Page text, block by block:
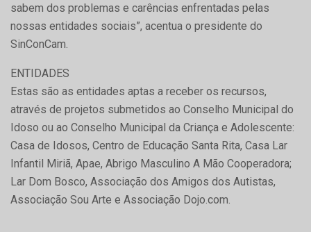
sabem dos problemas e carências enfrentadas pelas
nossas entidades sociais”, acentua o presidente do
SinConCam.
ENTIDADES
Estas são as entidades aptas a receber os recursos,
através de projetos submetidos ao Conselho Municipal do
Idoso ou ao Conselho Municipal da Criança e Adolescente:
Casa de Idosos, Centro de Educação Santa Rita, Casa Lar
Infantil Miriã, Apae, Abrigo Masculino A Mão Cooperadora;
Lar Dom Bosco, Associação dos Amigos dos Autistas,
Associação Sou Arte e Associação Dojo.com.